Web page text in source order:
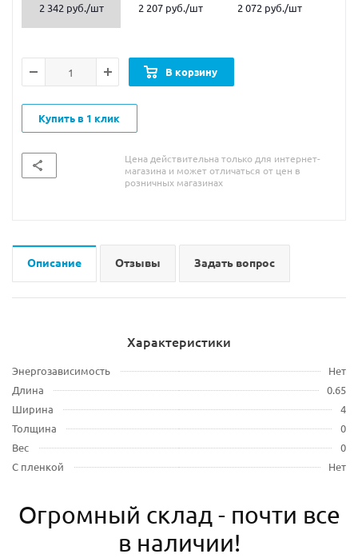
2 342 руб./шт 2 207 руб./шт 2 072 руб./шт
В корзину
Купить в 1 клик
Цена действительна только для интернет-
магазина и может отличаться от цен в
розничных магазинах
Описание Отзывы Задать вопрос
Характеристики
Энергозависимость
Нет
Длина
0.65
Ширина
4
Толщина
0
Вес
0
С пленкой
Нет
Огромный склад - почти все
в наличии!